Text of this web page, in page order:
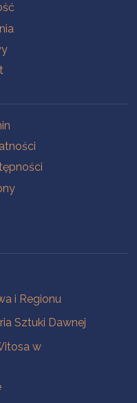
i Regionu
Sztuki Dawnej
w